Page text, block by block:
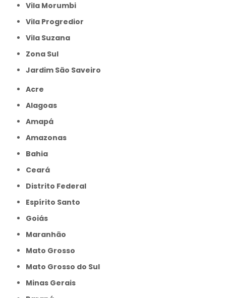
Vila Morumbi
Vila Progredior
Vila Suzana
Zona Sul
jardim São Saveiro
Acre
Alagoas
Amapá
Amazonas
Bahia
Ceará
Distrito Federal
Espírito Santo
Goiás
Maranhão
Mato Grosso
Mato Grosso do Sul
Minas Gerais